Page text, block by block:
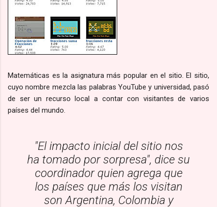
Matemáticas es la asignatura más popular en el sitio. El sitio,
cuyo nombre mezcla las palabras YouTube y universidad, pasó
de ser un recurso local a contar con visitantes de varios
países del mundo.
"El impacto inicial del sitio nos
ha tomado por sorpresa", dice su
coordinador quien agrega que
los países que más los visitan
son Argentina, Colombia y